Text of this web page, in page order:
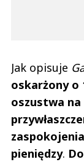
Jak opisuje
oskarżony o
oszustwa
pieniędzy.